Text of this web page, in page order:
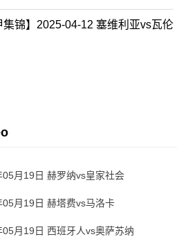
集锦】2025-04-12 塞维利亚vs瓦伦
05月19日 赫罗纳vs皇家社会
05月19日 赫塔费vs马洛卡
05月19日 西班牙人vs奥萨苏纳